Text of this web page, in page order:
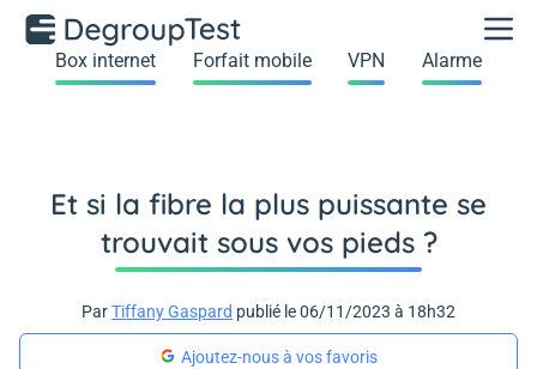
Box internet Forfait mobile VPN Alarme
Et si la fibre la plus puissante se
trouvait sous vos pieds ?
ParTiffany Gaspard publié le 06/11/2023 à 18h32
Ajoutez-nous à vos favoris